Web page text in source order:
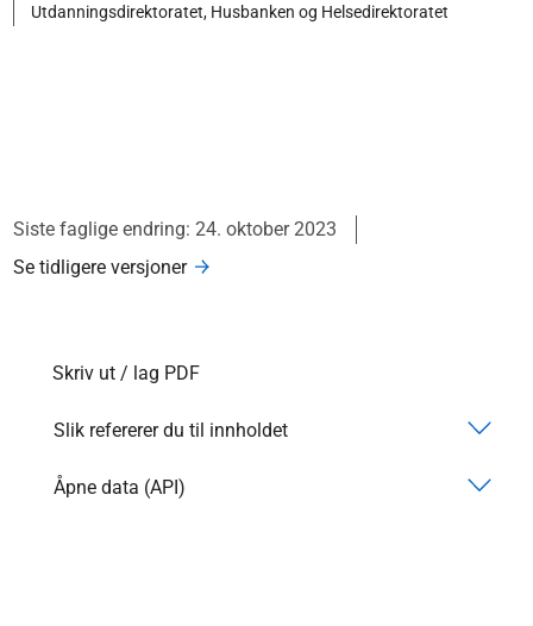
Utdanningsdirektoratet, Husbanken og Helsedirektoratet
Siste faglige endring: 24. oktober 2023
Se tidligere versjoner
Skriv ut / lag PDF
Slik refererer du til innholdet
Åpne data (API)